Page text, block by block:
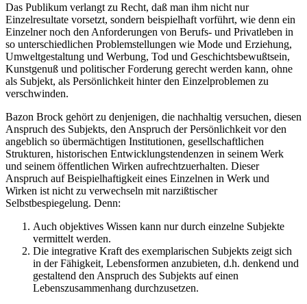
Das Publikum verlangt zu Recht, daß man ihm nicht nur
Einzelresultate vorsetzt, sondern beispielhaft vorführt, wie denn ein
Einzelner noch den Anforderungen von Berufs- und Privatleben in
so unterschiedlichen Problemstellungen wie Mode und Erziehung,
Umweltgestaltung und Werbung, Tod und Geschichtsbewußtsein,
Kunstgenuß und politischer Forderung gerecht werden kann, ohne
als Subjekt, als Persönlichkeit hinter den Einzelproblemen zu
verschwinden.
Bazon Brock gehört zu denjenigen, die nachhaltig versuchen, diesen
Anspruch des Subjekts, den Anspruch der Persönlichkeit vor den
angeblich so übermächtigen Institutionen, gesellschaftlichen
Strukturen, historischen Entwicklungstendenzen in seinem Werk
und seinem öffentlichen Wirken aufrechtzuerhalten. Dieser
Anspruch auf Beispielhaftigkeit eines Einzelnen in Werk und
Wirken ist nicht zu verwechseln mit narzißtischer
Selbstbespiegelung. Denn:
Auch objektives Wissen kann nur durch einzelne Subjekte
vermittelt werden.
Die integrative Kraft des exemplarischen Subjekts zeigt sich
in der Fähigkeit, Lebensformen anzubieten, d.h. denkend und
gestaltend den Anspruch des Subjekts auf einen
Lebenszusammenhang durchzusetzen.